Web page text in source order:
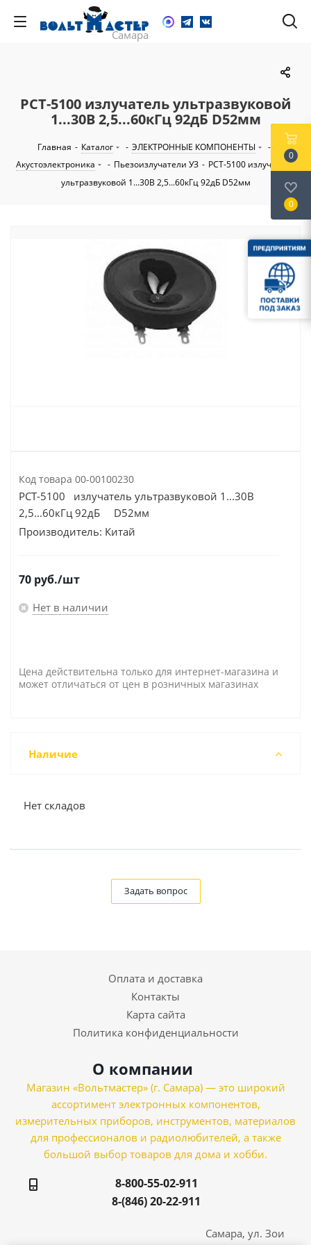
PCT-5100 излучатель ультразвуковой
1...30В 2,5...60кГц 92дБ D52мм
Главная - Каталог - ЭЛЕКТРОННЫЕ КОМПОНЕНТЫ
-
Акустоэлектроника
- Пьезоизлучатели УЗ - PCT-5100 излучатель
ультразвуковой 1...30В 2,5...60кГц 92дБ D52мм
Код товара 00-00100230
PCT-5100 излучатель ультразвуковой 1...30В
2,5...60кГц 92дБ D52мм
Производитель: Китай
70 руб./шт
Нет в наличии
Цена действительна только для интернет-магазина и
может отличаться от цен в розничных магазинах
Наличие
Нет складов
Задать вопрос
Оплата и доставка
Контакты
Карта сайта
Политика конфиденциальности
О компании
Магазин «Вольтмастер» (г. Самара) — это широкий
ассортимент электронных компонентов,
измерительных приборов, инструментов, материалов
для профессионалов и радиолюбителей, а также
большой выбор товаров для дома и хобби.
8-800-55-02-911
8-(846) 20-22-911
Самара, ул. Зои
0
0